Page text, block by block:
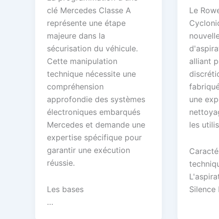
clé Mercedes Classe A
représente une étape
majeure dans la
sécurisation du véhicule.
Cette manipulation
technique nécessite une
compréhension
approfondie des systèmes
électroniques embarqués
Mercedes et demande une
expertise spécifique pour
garantir une exécution
réussie.
Les bases
…
Le
alliant
une
les